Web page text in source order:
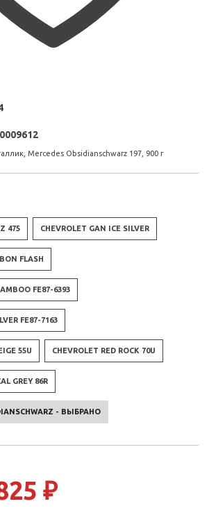
Mercedes Obsidianschwarz 197, 900 г
475 CHEVROLET GAN ICE SILVER
FLASH
FE87-6393
FE87-7163
55U CHEVROLET RED ROCK 70U
GREY 86R
- ВЫБРАНО
₽